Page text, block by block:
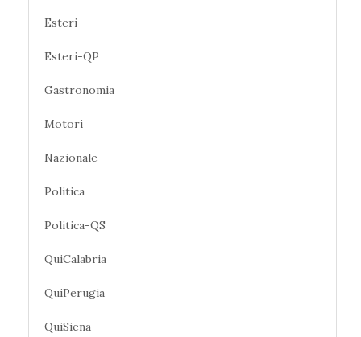
Esteri
Esteri-QP
Gastronomia
Motori
Nazionale
Politica
Politica-QS
QuiCalabria
QuiPerugia
QuiSiena